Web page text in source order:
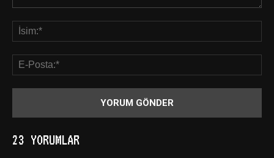
23 YORUMLAR